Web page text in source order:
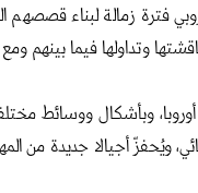
فترة زمالة لبناء
وتداولها فيما بينهم ومع
وبأشكال ووسائط
ويُحفزّ أجيالا جديدة من